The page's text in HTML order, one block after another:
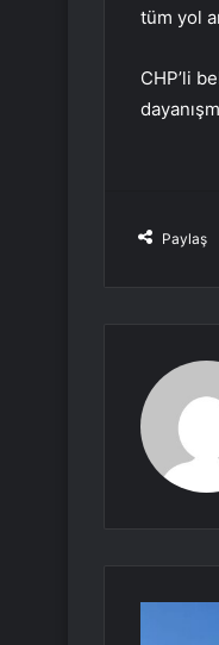
tüm yol
CHP’li
Paylaş